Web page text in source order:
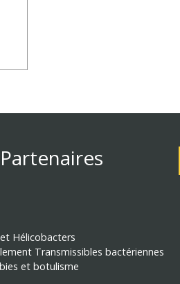
Hélicobacters
Transmissibles bactériennes
et botulisme